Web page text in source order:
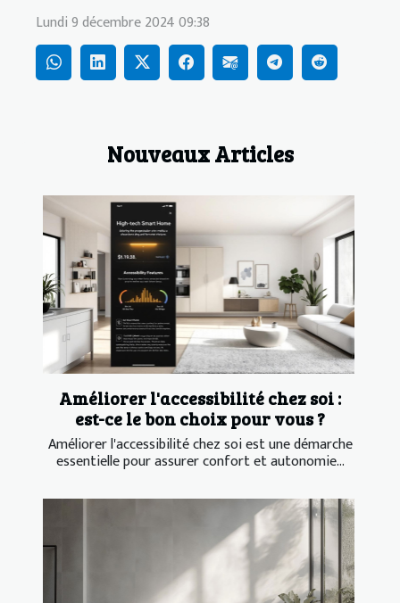
Nouveaux Articles
Améliorer l'accessibilité chez soi :
est-ce le bon choix pour vous ?
Améliorer l'accessibilité chez soi est une démarche
essentielle pour assurer confort et autonomie...
Lundi 9 décembre 2024 09:38